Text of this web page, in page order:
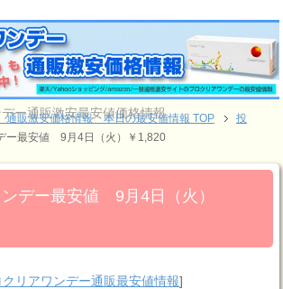
ー通販激安最安値価格情報
通販激安価格情報 本日の最安値情報 TOP
投
ー最安値 9月4日（火）￥1,820
デー最安値 9月4日（火）
クリアワンデー通販最安値情報]